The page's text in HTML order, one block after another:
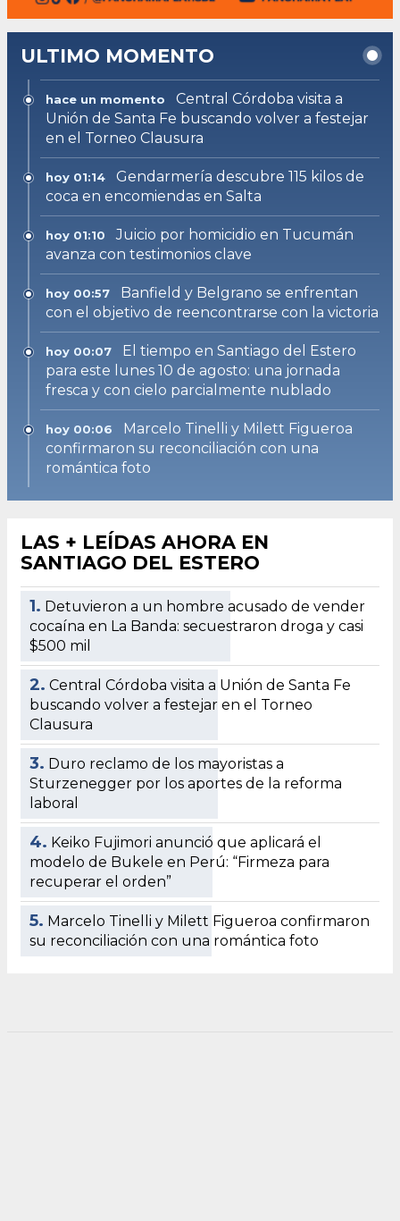
ULTIMO MOMENTO
hace un momento
Central Córdoba visita a
Unión de Santa Fe buscando volver a festejar
en el Torneo Clausura
hoy 01:14
Gendarmería descubre 115 kilos de
coca en encomiendas en Salta
hoy 01:10
Juicio por homicidio en Tucumán
avanza con testimonios clave
hoy 00:57
Banfield y Belgrano se enfrentan
con el objetivo de reencontrarse con la victoria
hoy 00:07
El tiempo en Santiago del Estero
para este lunes 10 de agosto: una jornada
fresca y con cielo parcialmente nublado
hoy 00:06
Marcelo Tinelli y Milett Figueroa
confirmaron su reconciliación con una
romántica foto
LAS + LEÍDAS AHORA EN
SANTIAGO DEL ESTERO
1. Detuvieron a un hombre acusado de vender
cocaína en La Banda: secuestraron droga y casi
$500 mil
2. Central Córdoba visita a Unión de Santa Fe
buscando volver a festejar en el Torneo
Clausura
3. Duro reclamo de los mayoristas a
Sturzenegger por los aportes de la reforma
laboral
4. Keiko Fujimori anunció que aplicará el
modelo de Bukele en Perú: “Firmeza para
recuperar el orden”
5. Marcelo Tinelli y Milett Figueroa confirmaron
su reconciliación con una romántica foto